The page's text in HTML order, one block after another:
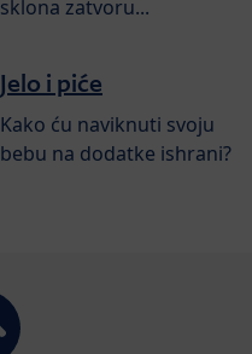
sklona zatvoru...
Jelo i piće
Kako ću naviknuti svoju
bebu na dodatke ishrani?